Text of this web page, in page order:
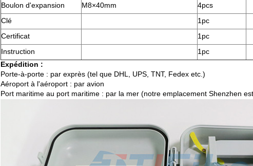
Boulon d'expansion
M8×40mm
4pcs
Clé
1pc
Certificat
1pc
Instruction
1pc
Expédition :
Porte-à-porte : par exprès (tel que DHL, UPS, TNT, Fedex etc.)
Aéroport à l'aéroport : par avion
Port maritime au port maritime : par la mer (notre emplacement Shenzhen